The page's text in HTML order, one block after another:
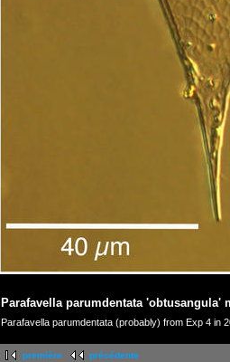
Parafavella parumdentata 'obtusangula'
Parafavella parumdentata (probably) from Exp 4 in
première précédente